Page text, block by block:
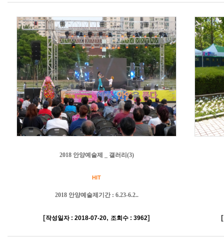
2018 안양예술제 _ 갤러리(3)
HIT
2018 안양예술제기간 : 6.23-6.2..
[작성일자 : 2018-07-20, 조회수 : 3962] [